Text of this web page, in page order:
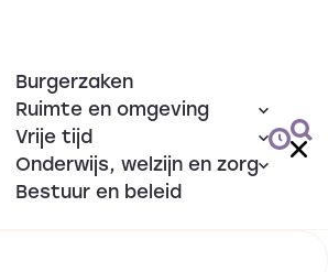
Burgerzaken
Ruimte en omgeving
Vrije tijd
Onderwijs, welzijn en zorg
Bestuur en beleid